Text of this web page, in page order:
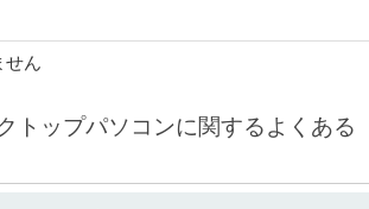
せん
トップパソコンに関するよくある